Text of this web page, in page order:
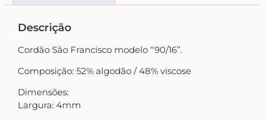
Enfeite de Balcão
Farm – Fazenda – Churrasco – Vinho
Descrição
Cordão São Francisco modelo “90/16”.
Composição: 52% algodão / 48% viscose
Dimensões:
Largura: 4mm